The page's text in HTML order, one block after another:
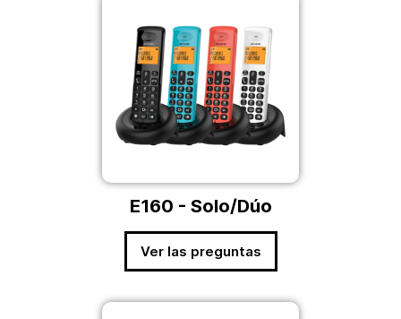
E160 - Solo/Dúo
Ver las preguntas